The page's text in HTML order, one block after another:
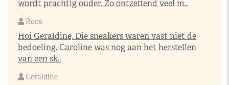
wordt prachtig ouder. Zo ontzettend veel m..
Roos
Hoi Geraldine, Die sneakers waren vast niet de
bedoeling. Caroline was nog aan het herstellen
van een sk..
Geraldine